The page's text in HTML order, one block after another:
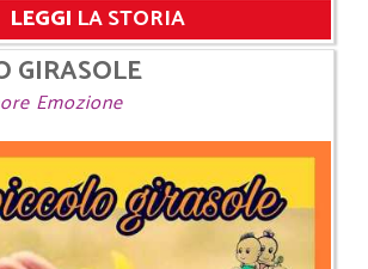
LEGGI LA STORIA
GIRASOLE
Emozione